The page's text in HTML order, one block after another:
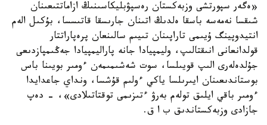
«ەگەر سپورتشى وزبەكستان رەسپۋبليكاسىنىڭ ازاماتتىعىنان
شىقسا نەمەسە باسقا ەلدىڭ اتىنان جارىسقا قاتىسسا، بۇكىل الەم
انتيدوپينگ ۇيىمى تاراپىنان تىيىم سالىنعان پرەپاراتتار
قولدانعانى انىقتالىپ، وليمپيادا جانە پاراليمپيادا جەڭىمپازدىعى
جۇلدەلەرى الىپ قويىلسا، سوت شەشىمىمەن ءومىر بويىنا باس
بوستاندىعىنان ايىرىلسا ياكي ءولىم قۇشسا، ونداي جاعدايدا
ءومىر باقي ايلىق تولەم بەرۋ ءتىزىمى توقتاتىلادى»، - دەپ
جازادى وزبەكستاندىق ب ا ق.